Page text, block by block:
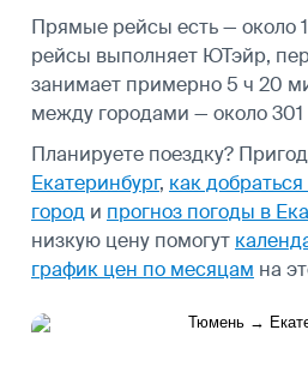
Прямые рейсы есть — около
рейсы выполняет ЮТэйр,
занимает примерно 5 ч 20
между городами — около 301
Планируете поездку?
Екатеринбург, как
город и прогноз погоды в
низкую цену помогут
график цен по месяцам на